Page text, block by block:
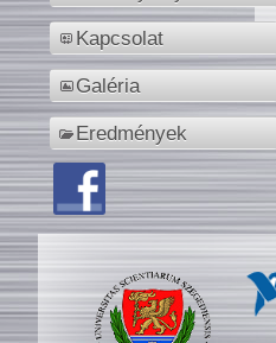
Kapcsolat
Galéria
Eredmények